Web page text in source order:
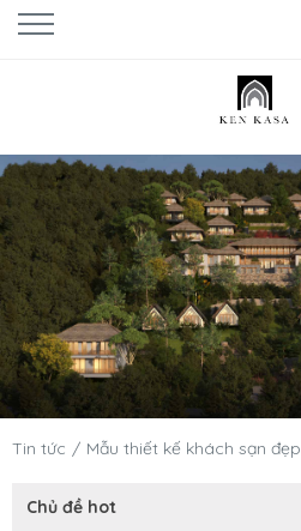
Tin tức Mẫu thiết kế khách sạn đẹp
Chủ đề hot